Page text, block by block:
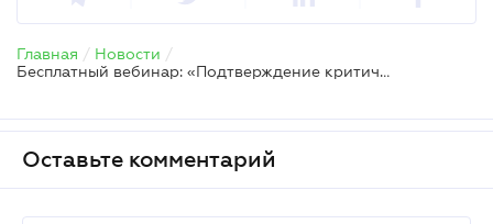
Главная / Новости /
Бесплатный вебинар: «Подтверждение критичности по новым правилам»
Оставьте комментарий